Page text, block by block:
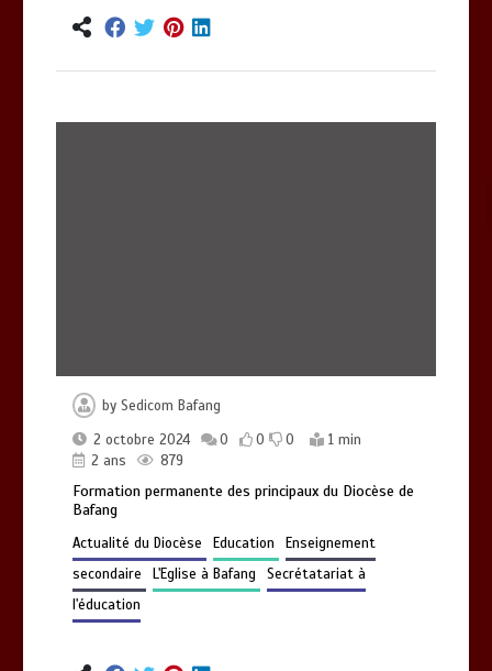
bySedicom Bafang
2 octobre 2024
0 0 0
1 min
2 ans
879
Formation permanente des principaux du Diocèse de
Bafang
Actualité du Diocèse Education
Enseignement
secondaire
L'Eglise à Bafang
Secrétatariat à
l'éducation